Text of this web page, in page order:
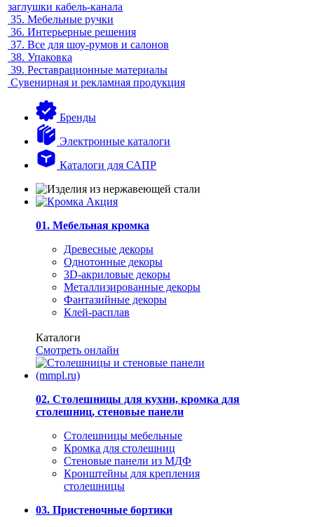
заглушки кабель-канала
35. Мебельные ручки
36. Интерьерные решения
37. Все для шоу-румов и салонов
38. Упаковка
39. Реставрационные материалы
Сувенирная и рекламная продукция
Бренды
Электронные каталоги
Каталоги для САПР
01. Мебельная кромка
Древесные декоры
Однотонные декоры
3D-акриловые декоры
Металлизированные декоры
Фантазийные декоры
Клей-расплав
Каталоги
Смотреть онлайн
02. Столешницы для кухни, кромка для
столешниц, стеновые панели
Столешницы мебельные
Кромка для столешниц
Стеновые панели из МДФ
Кронштейны для крепления
столешницы
03. Пристеночные бортики